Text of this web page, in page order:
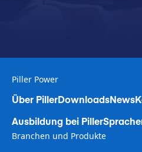
Piller Power
Über PillerDownloadsNews
Ausbildung bei Piller
Branchen und Produkte